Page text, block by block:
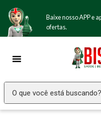
Baixe nosso APP e
ofertas.
O que você está